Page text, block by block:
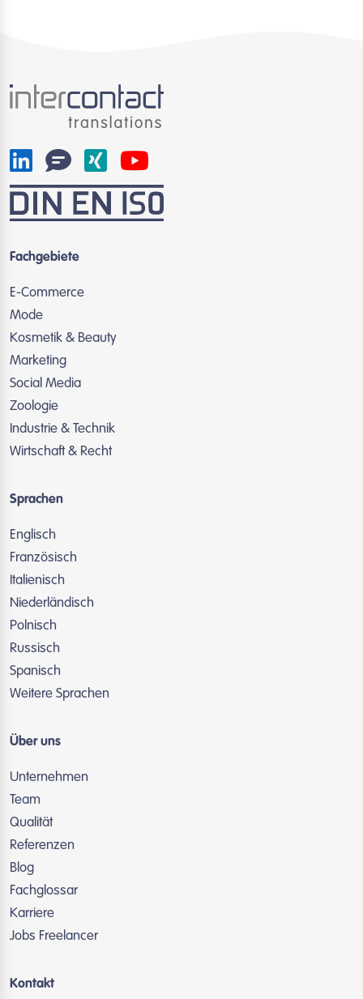
Fachgebiete
E-Commerce
Mode
Kosmetik & Beauty
Marketing
Social Media
Zoologie
Industrie & Technik
Wirtschaft & Recht
Sprachen
Englisch
Französisch
Italienisch
Niederländisch
Polnisch
Russisch
Spanisch
Weitere Sprachen
Über uns
Unternehmen
Team
Qualität
Referenzen
Blog
Fachglossar
Karriere
Jobs Freelancer
Kontakt